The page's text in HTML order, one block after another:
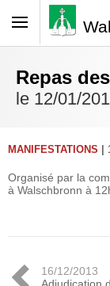
Repas
le 12/01/
MANIFESTATIONS |
Organisé par la
à Walschbronn à
16/12/2013